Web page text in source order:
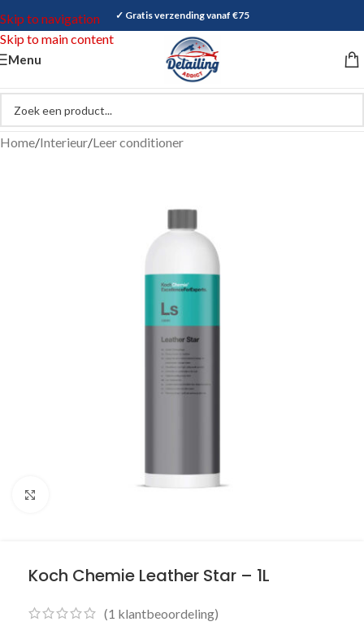
Skip to navigation
Skip to main content
✓ Gratis verzending vanaf €75
Menu
Home/Interieur/Leer conditioner
Koch Chemie Leather Star – 1L
(1 klantbeoordeling)